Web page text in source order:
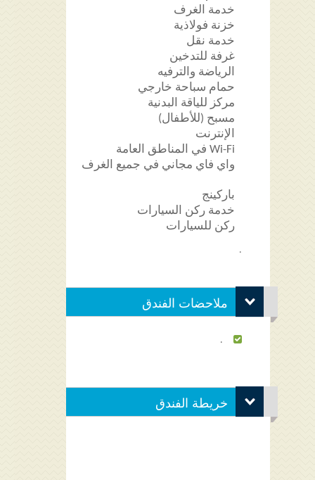
خدمة الغرف
خزنة فولاذية
خدمة نقل
غرفة للتدخين
الرياضة والترفيه
حمام سباحة خارجي
مركز للياقة البدنية
مسبح (للأطفال)
الإنترنت
Wi-Fi في المناطق العامة
واي فاي مجاني في جميع الغرف
باركينج
خدمة ركن السيارات
ركن للسيارات
.
ملاحضات الفندق
.
خريطة الفندق